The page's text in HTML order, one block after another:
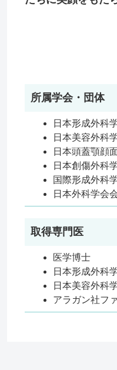
所属学会・団体
日本形成外科
日本美容外科
日本頭蓋顎顔
日本創傷外科
国際形成外科
日本外科学会
取得専門医
医学博士
日本形成外科
日本美容外科
アラガン社フ